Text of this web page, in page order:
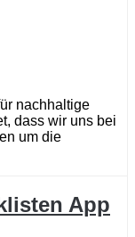
nachhaltige
dass wir uns bei
um die
App